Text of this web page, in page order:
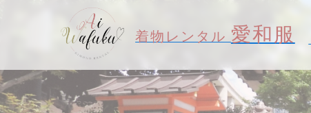
着物レンタル 愛和服